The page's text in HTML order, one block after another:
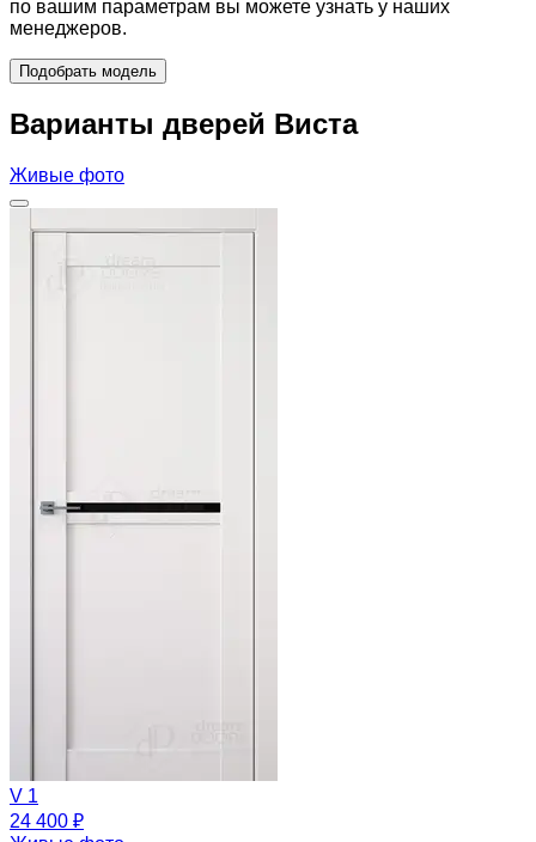
по вашим параметрам вы можете узнать у наших
менеджеров.
Подобрать модель
Варианты дверей Виста
Живые фото
V 1
24 400 ₽